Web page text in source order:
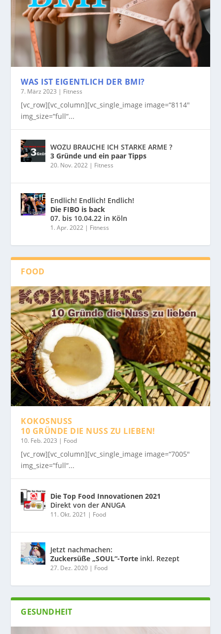
WAS IST EIGENTLICH DER BMI?
7. März 2023 | Fitness
[vc_row][vc_column][vc_single_image image=“8114″
img_size=“full“...
WOZU BRAUCHE ICH STARKE ARME ?
3 Gründe und ein paar Tipps
20. Nov. 2022 | Fitness
Endlich! Endlich! Endlich!
Die FIBO is back
07. bis 10.04.22 in Köln
1. Apr. 2022 | Fitness
FOOD
KOKOSNUSS
10 GRÜNDE DIE NUSS ZU LIEBEN!
10. Feb. 2023 | Food
[vc_row][vc_column][vc_single_image image=“7005″
img_size=“full“...
Die Top Food Innovationen 2021
Direkt von der ANUGA
11. Okt. 2021 | Food
Jetzt nachmachen:
Zuckersüße „SOUL“-Torte inkl. Rezept
27. Dez. 2020 | Food
GESUNDHEIT